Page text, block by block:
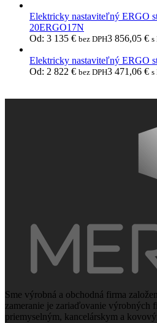
Elektricky nastaviteľný ERGO
20ERGO17N
Od: 3 135 € bez DPH3 856,05 € s
Elektricky nastaviteľný ERGO
Od: 2 822 € bez DPH3 471,06 € s
Sme výrobná a obchodná firma
zameranie je zariaďovanie výrobných
priemyselným, kancelárskym a